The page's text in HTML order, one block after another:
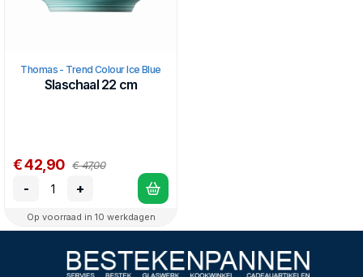
Thomas - Trend Colour Ice Blue
Slaschaal 22 cm
€ 42,90 € 47,00
- +
Op voorraad in 10 werkdagen